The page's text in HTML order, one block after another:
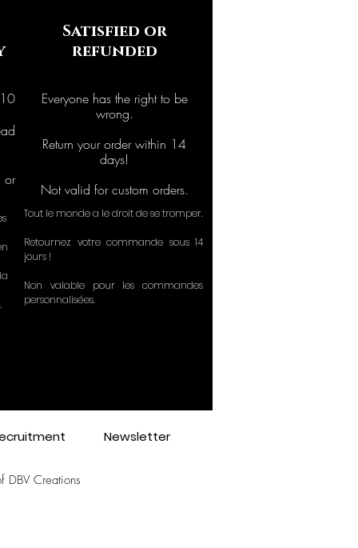
or
Satisfied or
refunded
Everyone has the right to be
wrong.
Return your order within 14
days!
Not valid for custom orders.
Tout le monde a le droit de se tromper.
Retournez votre commande sous 14
jours !
Non valable pour les commandes
personnalisées.
Newsletter
DBV Creations